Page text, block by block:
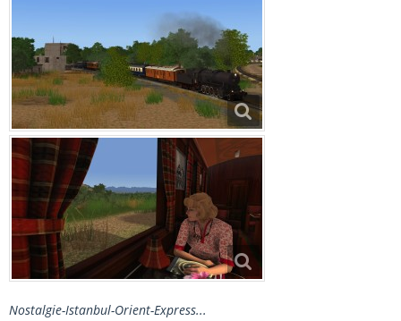
Nostalgie-Istanbul-Orient-Express...